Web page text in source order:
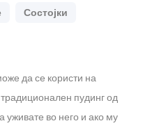
Состојки
да се користи на
пудинг од
уживате во него и ако му